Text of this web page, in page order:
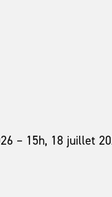
– 15h, 18 juillet